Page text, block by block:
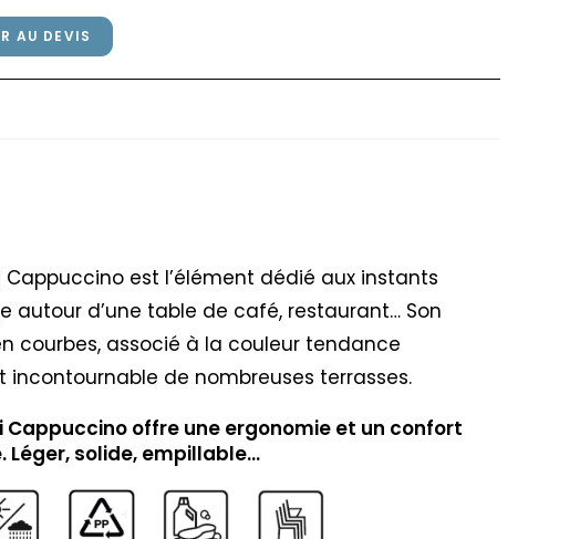
AU DEVIS
Cappuccino est l’élément dédié aux instants
autour d’une table de café, restaurant… Son
courbes, associé à la couleur tendance
incontournable de nombreuses terrasses.
Cappuccino offre une ergonomie et un confort
Léger, solide, empillable…